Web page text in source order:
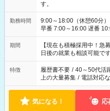
す。
勤務時間
9:00～18:00（休憩60分） ■ご希望があれば下記シフトもOK！
早番 7:00～16:00 遅番 10:00～19:00 「家
い」 「余裕を持って夕飯
たくない」 など、ご希望を教え
の方へ 今ご覧のお仕事で
の勤務時間。 合計で週
期間
【現在も積極採用中！
日後の就業も相談可能です
特徴 履歴書不要 / 40～50代活
上の大量募集 / 電話対応
気になる！ 応